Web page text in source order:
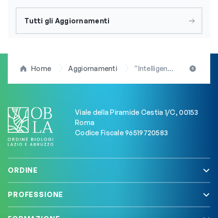
Tutti gli Aggiornamenti
Home Aggiornamenti “Intelligenza artificiale e competenze digitali in sanità. Trend emergenti e prospettive. Il ruolo dei biologi”. Grande successo a Bari per l’evento ECM della FNOB. L’intervento del presidente Arduini (OBLA)
Viale della Piramide Cestia 1/C, 00153
Roma
Codice Fiscale 96519720583
ORDINE
PROFESSIONE